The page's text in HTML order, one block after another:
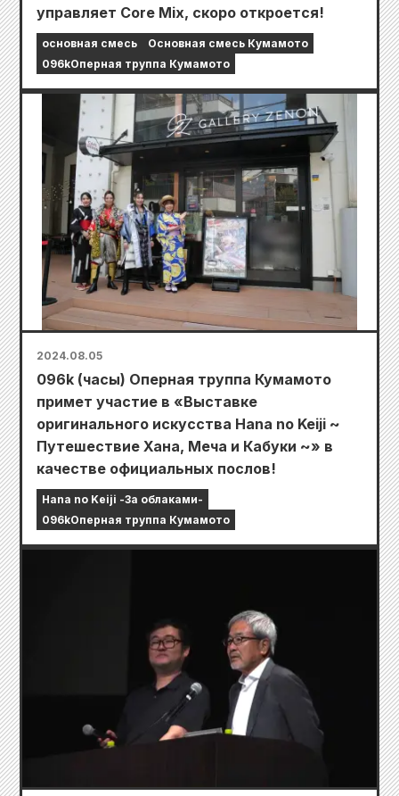
управляет Core Mix, скоро откроется!
основная смесь
Основная смесь Кумамото
096kОперная труппа Кумамото
2024.08.05
096k (часы) Оперная труппа Кумамото
примет участие в «Выставке
оригинального искусства Hana no Keiji ~
Путешествие Хана, Меча и Кабуки ~» в
качестве официальных послов!
Hana no Keiji -За облаками-
096kОперная труппа Кумамото